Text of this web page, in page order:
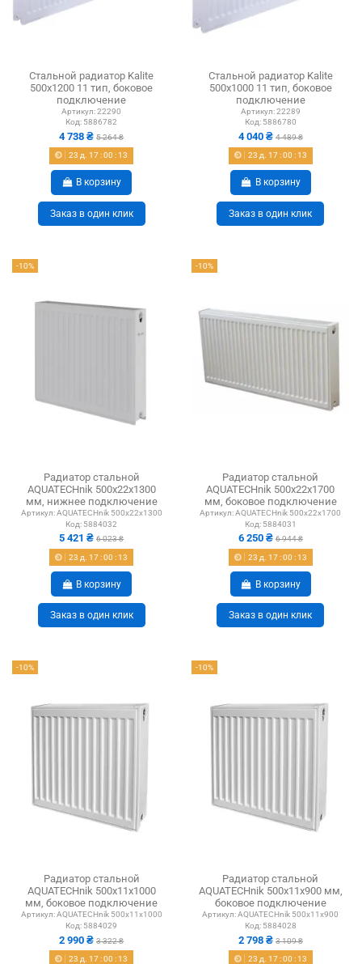
Стальной радиатор Kalite
500х1200 11 тип, боковое
подключение
Артикул:22290
Код: 5886782
4 738 ₴5 264 ₴
23 д. 17:00 : 12
В корзину
Заказ в один клик
Стальной радиатор Kalite
500х1000 11 тип, боковое
подключение
Артикул:22289
Код: 5886780
4 040 ₴ 4 489 ₴
23 д. 17:00 : 12
В корзину
Заказ в один клик
-10%
Радиатор стальной
AQUATECHnik 500x22x1300
мм, нижнее подключение
Артикул: AQUATECHnik 500x22x1300
Код: 5884032
5 421 ₴6 023 ₴
23 д. 17:00 : 12
В корзину
Заказ в один клик
-10%
Радиатор стальной
AQUATECHnik 500x22x1700
мм, боковое подключение
Артикул: AQUATECHnik 500x22x1700
Код: 5884031
6 250 ₴ 6 944 ₴
23 д. 17:00 : 12
В корзину
Заказ в один клик
-10%
Радиатор стальной
AQUATECHnik 500x11x1000
мм, боковое подключение
Артикул: AQUATECHnik 500x11x1000
Код: 5884029
2 990 ₴3 322 ₴
23 д. 17:00 : 12
-10%
Радиатор стальной
AQUATECHnik 500x11x900 мм,
боковое подключение
Артикул: AQUATECHnik 500x11x900
Код: 5884028
2 798 ₴ 3 109 ₴
23 д. 17:00 : 12